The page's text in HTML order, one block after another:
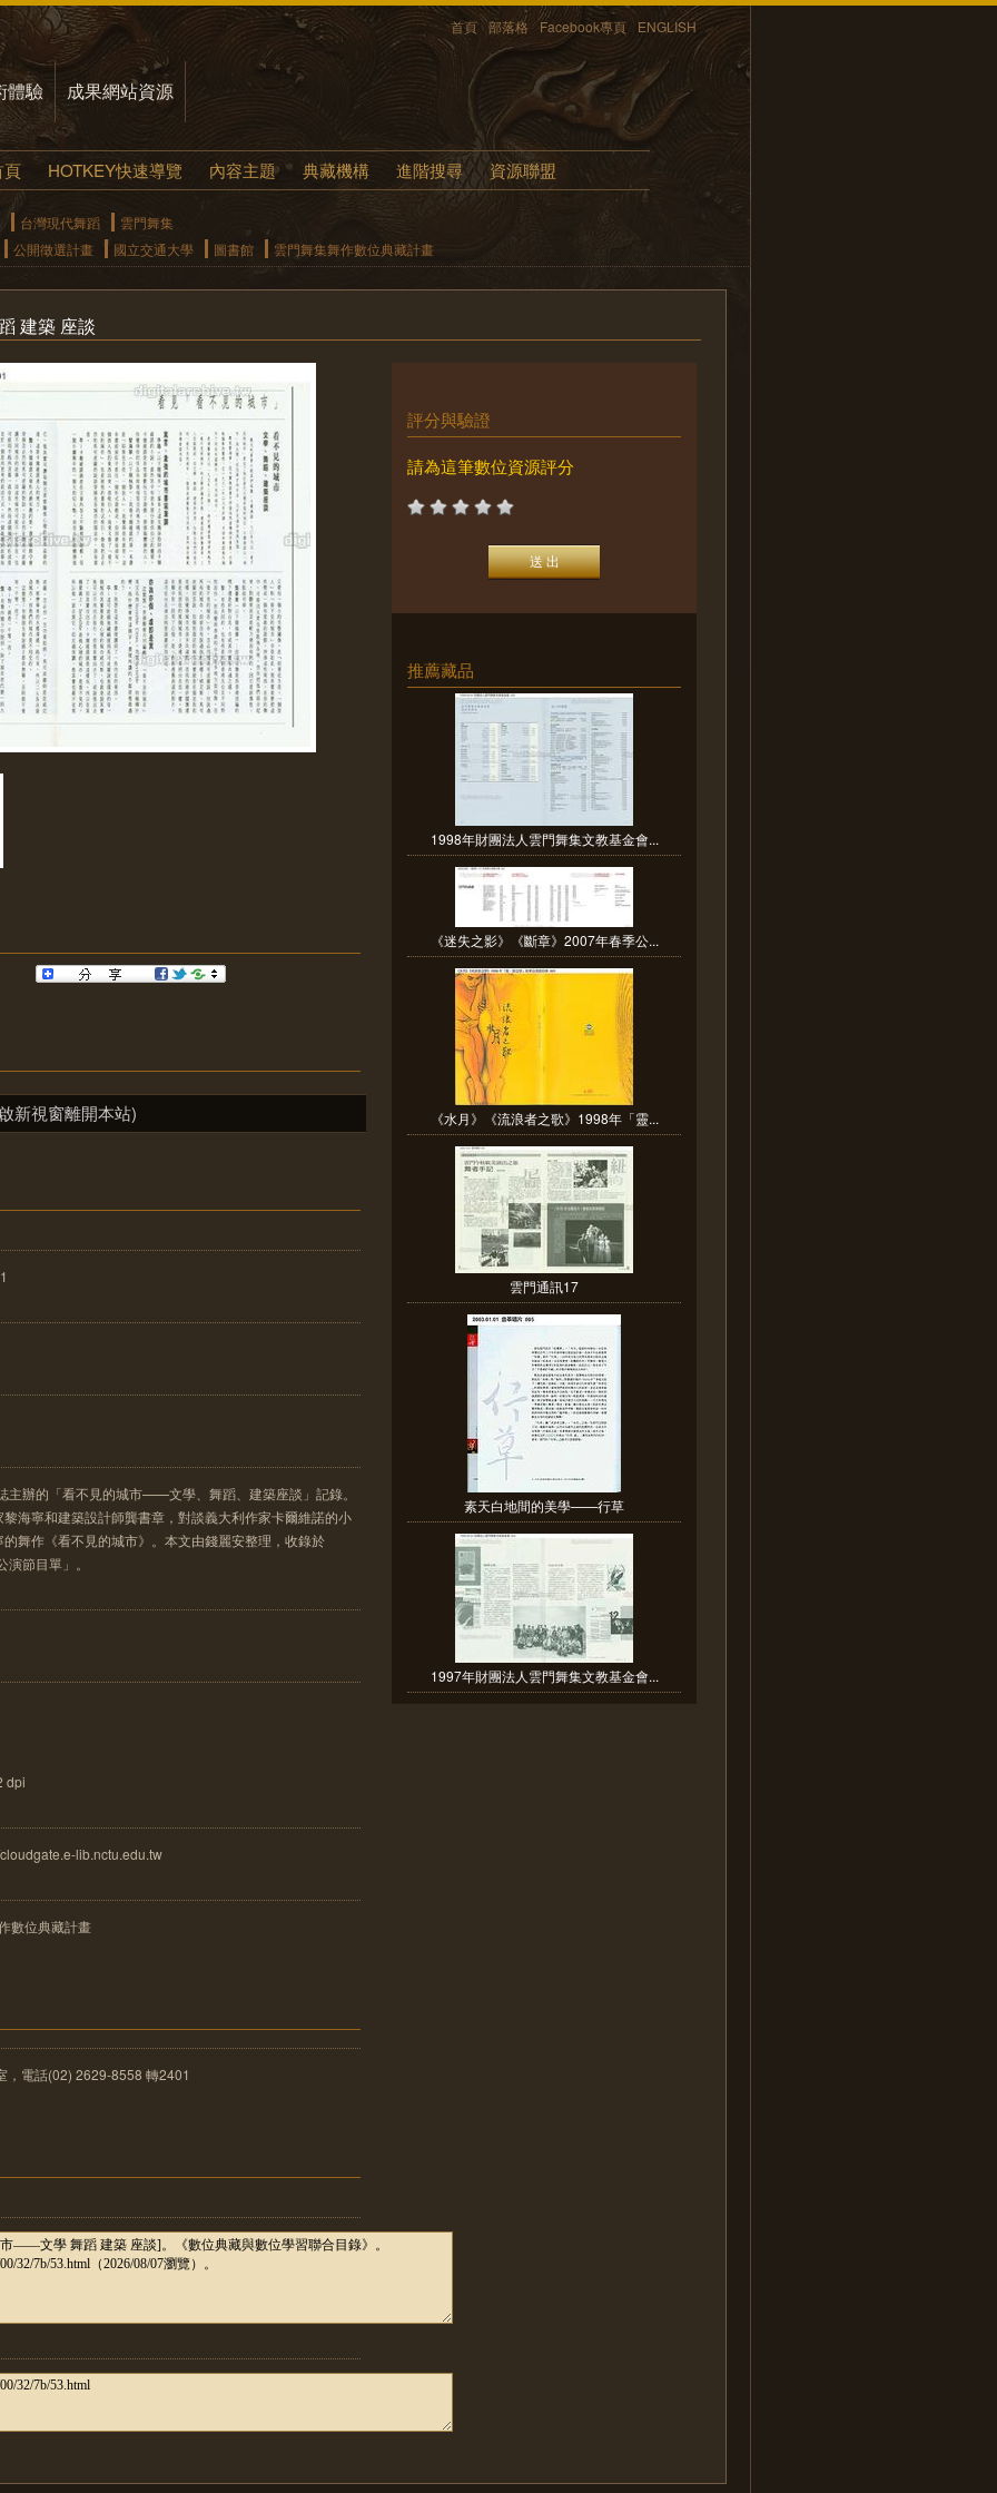
首頁 部落格 Facebook專頁 ENGLISH
體驗 成果網站資源
HOTKEY快速導覽 內容主題 典藏機構 進階搜尋 資源聯盟
台灣現代舞蹈
雲門舞集
公開徵選計畫
國立交通大學 圖書館 雲門舞集舞作數位典藏計畫
建築 座談
新視窗離開本站)
主辦的「看不見的城市——文學、舞蹈、建築座談」記錄。
海寧和建築設計師龔書章，對談義大利作家卡爾維諾的小
舞作《看不見的城市》。本文由錢麗安整理，收錄於
節目單」。
dpi
lib.nctu.edu.tw
數位典藏計畫
，電話(02) 2629-8558 轉2401
評分與驗證
請為這筆數位資源評分
推薦藏品
1998年財團法人雲門舞集文教基金會...
《迷失之影》《斷章》2007年春季公...
《水月》《流浪者之歌》1998年「靈...
雲門通訊17
素天白地間的美學——行草
1997年財團法人雲門舞集文教基金會...